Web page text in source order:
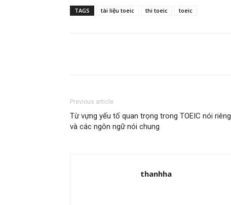
TAGS tài liệu toeic thi toeic toeic
Previous article
Từ vựng yếu tố quan trọng trong TOEIC nói riêng
và các ngôn ngữ nói chung
thanhha